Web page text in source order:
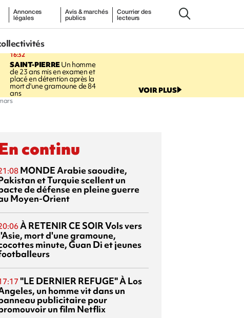
Annonces
légales
Avis & marchés
publics
Courrier des
lecteurs
16:32
SAINT-PIERREUn homme
de 23 ans mis en examen et
placé en détention après la
mort d'une gramoune de 84
ans VOIR PLUS
continu
MONDEArabie saoudite,
et Turquie scellent un
de défense en pleine guerre
Moyen-Orient
À RETENIR CE SOIRVols vers
mort d'une gramoune,
minute, Guan Di et jeunes
"LE DERNIER REFUGE"À Los
un homme vit dans un
publicitaire pour
un film Netflix